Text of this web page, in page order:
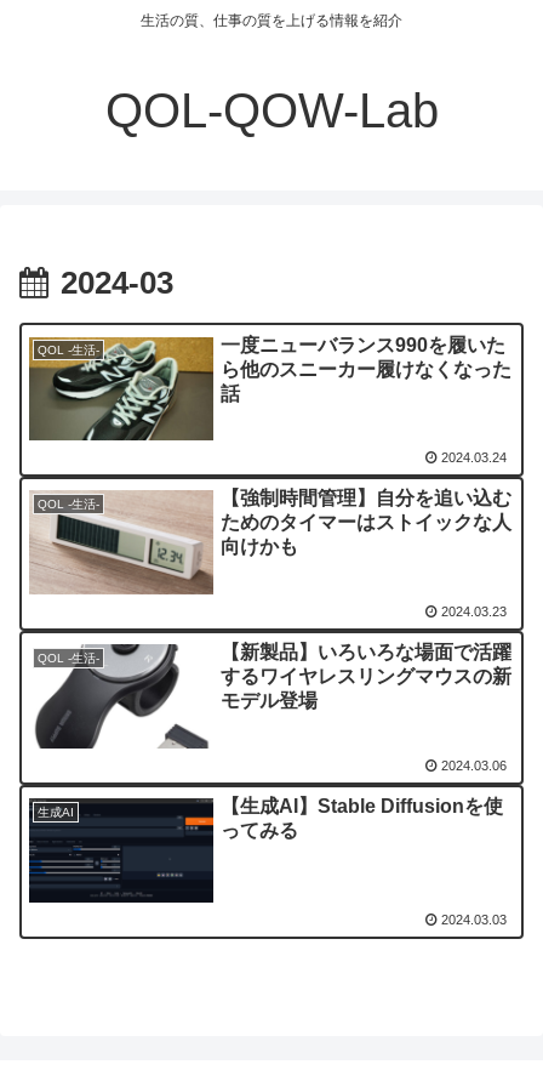
生活の質、仕事の質を上げる情報を紹介
QOL-QOW-Lab
2024-03
QOL -生活-
一度ニューバランス990を履いた
ら他のスニーカー履けなくなった
話
2024.03.24
QOL -生活-
【強制時間管理】自分を追い込む
ためのタイマーはストイックな人
向けかも
2024.03.23
QOL -生活-
【新製品】いろいろな場面で活躍
するワイヤレスリングマウスの新
モデル登場
2024.03.06
生成AI
【生成AI】Stable Diffusionを使
ってみる
2024.03.03